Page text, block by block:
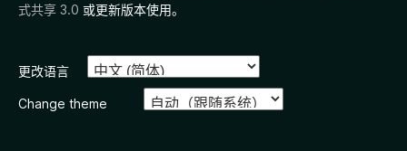
式共享 3.0 或更新版本使用。
更改语言
Change theme